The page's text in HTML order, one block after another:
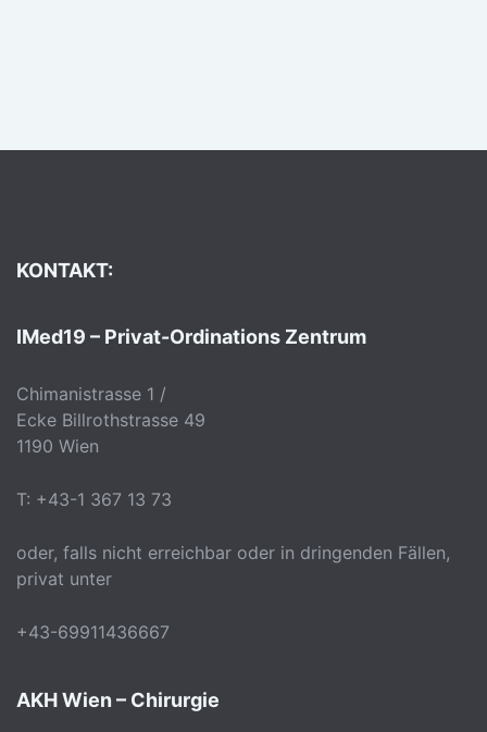
KONTAKT:
IMed19 – Privat-Ordinations Zentrum
Chimanistrasse 1 /
Ecke Billrothstrasse 49
1190 Wien
T: +43-1 367 13 73
oder, falls nicht erreichbar oder in dringenden Fällen,
privat unter
+43-69911436667
AKH Wien – Chirurgie